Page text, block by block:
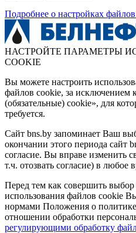
Подробнее о настройках
НАСТРОЙТЕ ПАРАМЕТРЫ
COOKIE
Вы можете настроить
файлов cookie, за исключением
(обязательные) cookie», для
требуется.
Сайт bns.by запоминает Ваш
окончании этого периода сайт
согласие. Вы вправе изменить
т.ч. отозвать согласие) в любое
Перед тем как совершить выбор
использования файлов cookie
нормами Положения о
отношении обработки
регулирующими обработку